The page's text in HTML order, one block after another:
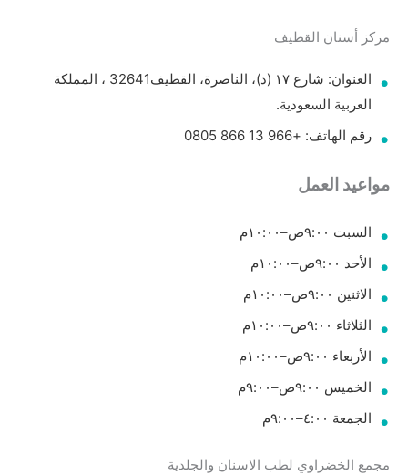
مركز أسنان القطيف
العنوان: شارع ١٧ (د)، الناصرة، القطيف‎ 32641، المملكة
العربية السعودية.
رقم الهاتف: +966 13 866 0805
مواعيد العمل
السبت ٩:٠٠ص–١٠:٠٠م
الأحد ٩:٠٠ص–١٠:٠٠م
الاثنين ٩:٠٠ص–١٠:٠٠م
الثلاثاء ٩:٠٠ص–١٠:٠٠م
الأربعاء ٩:٠٠ص–١٠:٠٠م
الخميس ٩:٠٠ص–٩:٠٠م
الجمعة ٤:٠٠–٩:٠٠م
مجمع الخضراوي لطب الاسنان والجلدية